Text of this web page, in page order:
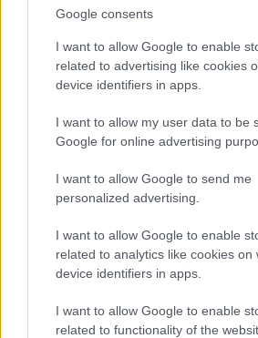
Google consents
I want to allow Google to enable
related to advertising like cookies
device identifiers in apps.
I want to allow my user data to be
Google for online advertising
I want to allow Google to send me
personalized advertising.
I want to allow Google to enable
related to analytics like cookies on
device identifiers in apps.
I want to allow Google to enable
related to functionality of the
1944. Gépkezelő hölgyek
urándúsító centrifugákat
az atombomba